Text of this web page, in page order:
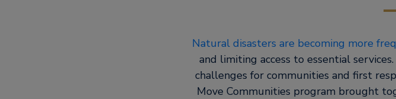
Natural disasters are becoming more
and limiting access to essential
challenges for communities and first
Move Communities program brought